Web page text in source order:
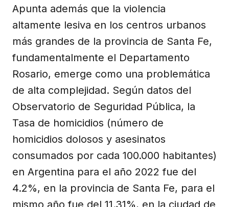
Apunta además que la violencia
altamente lesiva en los centros urbanos
más grandes de la provincia de Santa Fe,
fundamentalmente el Departamento
Rosario, emerge como una problemática
de alta complejidad. Según datos del
Observatorio de Seguridad Pública, la
Tasa de homicidios (número de
homicidios dolosos y asesinatos
consumados por cada 100.000 habitantes)
en Argentina para el año 2022 fue del
4.2%, en la provincia de Santa Fe, para el
mismo año fue del 11.31%, en la ciudad de